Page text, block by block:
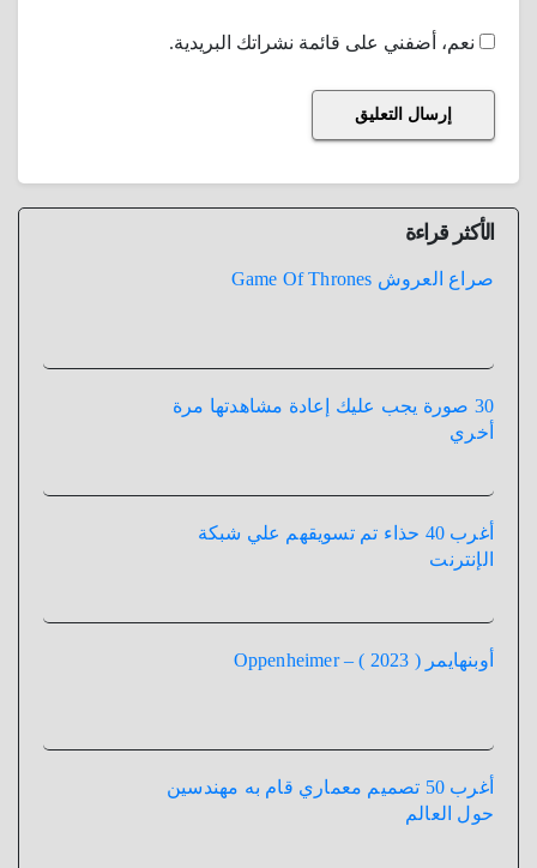
نعم، أضفني على قائمة نشراتك البريدية.
الأكثر قراءة
صراع العروش Game Of Thrones
30 صورة يجب عليك إعادة مشاهدتها مرة
أخري
أغرب 40 حذاء تم تسويقهم علي شبكة
الإنترنت
أوبنهايمر ( 2023 ) – Oppenheimer
أغرب 50 تصميم معماري قام به مهندسين
حول العالم